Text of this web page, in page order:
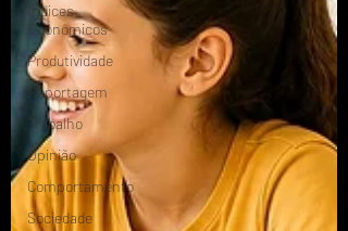
Índices
Econômicos
Produtividade
Reportagem
Trabalho
Opinião
Comportamento
Sociedade